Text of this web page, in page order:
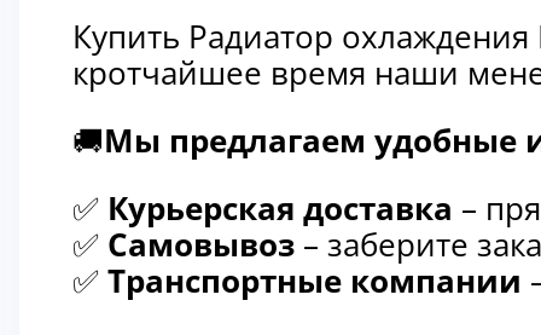
Купить Радиатор
кротчайшее время наши
🚚Мы предлагаем удобные
✅ Курьерская доставка –
✅ Самовывоз – заберите
✅ Транспортные компании